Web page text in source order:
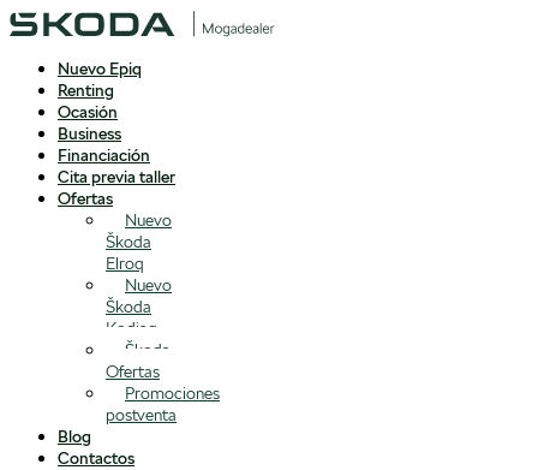
Nuevo Epiq
Renting
Ocasión
Business
Financiación
Cita previa taller
Ofertas
Nuevo
Škoda
Elroq
Nuevo
Škoda
Kodiaq
Škoda
Ofertas
Promociones
postventa
Blog
Contactos